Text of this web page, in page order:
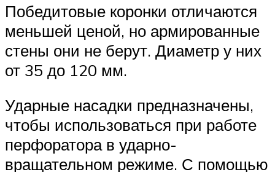
Победитовые коронки отличаются
меньшей ценой, но армированные
стены они не берут. Диаметр у них
от 35 до 120 мм.
Ударные насадки предназначены,
чтобы использоваться при работе
перфоратора в ударно-
вращательном режиме. С помощью